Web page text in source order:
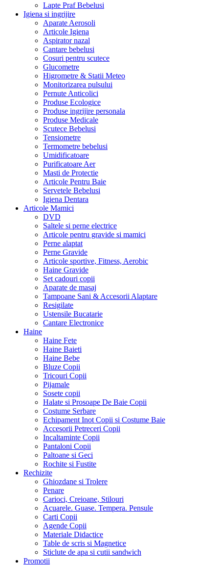
Lapte Praf Bebelusi
Igiena si ingrijire
Aparate Aerosoli
Articole Igiena
Aspirator nazal
Cantare bebelusi
Cosuri pentru scutece
Glucometre
Higrometre & Statii Meteo
Monitorizarea pulsului
Pernute Anticolici
Produse Ecologice
Produse ingrijire personala
Produse Medicale
Scutece Bebelusi
Tensiometre
Termometre bebelusi
Umidificatoare
Purificatoare Aer
Masti de Protectie
Articole Pentru Baie
Servetele Bebelusi
Igiena Dentara
Articole Mamici
DVD
Saltele si perne electrice
Articole pentru gravide si mamici
Perne alaptat
Perne Gravide
Articole sportive, Fitness, Aerobic
Haine Gravide
Set cadouri copii
Aparate de masaj
Tampoane Sani & Accesorii Alaptare
Resigilate
Ustensile Bucatarie
Cantare Electronice
Haine
Haine Fete
Haine Baieti
Haine Bebe
Bluze Copii
Tricouri Copii
Pijamale
Sosete copii
Halate si Prosoape De Baie Copii
Costume Serbare
Echipament Inot Copii si Costume Baie
Accesorii Petreceri Copii
Incaltaminte Copii
Pantaloni Copii
Paltoane si Geci
Rochite si Fustite
Rechizite
Ghiozdane si Trolere
Penare
Carioci, Creioane, Stilouri
Acuarele. Guase. Tempera. Pensule
Carti Copii
Agende Copii
Materiale Didactice
Table de scris si Magnetice
Sticlute de apa si cutii sandwich
Promotii